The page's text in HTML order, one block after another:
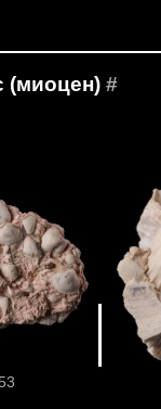
(миоцен) #